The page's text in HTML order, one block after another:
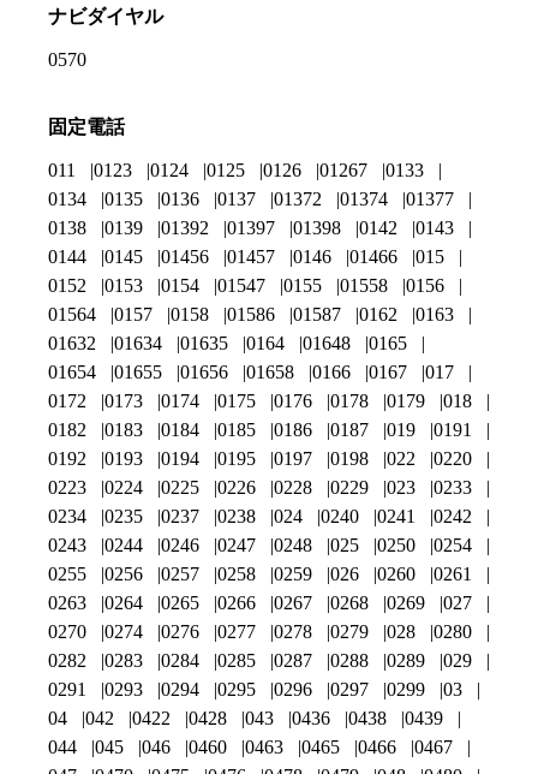
ナビダイヤル
0570
固定電話
011 0123 0124 0125 0126 01267
0133
0134
0135 0136 0137 01372 01374
01377
0138
0139 01392 01397 01398 0142
0143
0144
0145 01456 01457 0146 01466
015
0152
0153 0154 01547 0155 01558
0156
01564
0157 0158 01586 01587 0162
0163
01632
01634 01635 0164 01648
0165
01654
01655 01656 01658 0166 0167
017
0172
0173 0174 0175 0176 0178 0179
018
0182
0183 0184 0185 0186 0187 019
0191
0192
0193 0194 0195 0197 0198 022
0220
0223
0224 0225 0226 0228 0229 023
0233
0234
0235 0237 0238 024 0240 0241
0242
0243
0244 0246 0247 0248 025 0250
0254
0255
0256 0257 0258 0259 026 0260
0261
0263
0264 0265 0266 0267 0268 0269
027
0270
0274 0276 0277 0278 0279 028
0280
0282
0283 0284 0285 0287 0288 0289
029
0291
0293 0294 0295 0296 0297 0299
03
04
042 0422 0428 043 0436 0438
0439
044
045 046 0460 0463 0465 0466
0467